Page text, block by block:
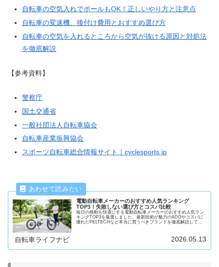
自転車の空気入れでボールもOK！正しいやり方と注意点
自転車の変速機、後付け費用とおすすめ選び方
自転車の空気を入れるところから空気が抜ける原因と対処法
を徹底解説
【参考資料】
警察庁
国土交通省
一般社団法人自転車協会
自転車産業振興協会
スポーツ自転車総合情報サイト｜cyclesports.jp
電動自転車メーカーのおすすめ人気ランキング
TOP3！失敗しない選び方とコスパ比較
毎日の移動を快適にする電動自転車メーカーのおすすめ人気ラン
キングTOP3を厳選しました。最新技術が魅力のADOやコスパに
優れたPELTECHなど本当に買うべきブランドを徹底解説してい
自転車ライフナビ 2026.05.13